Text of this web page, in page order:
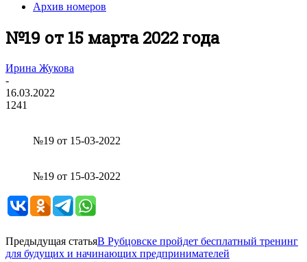
Архив номеров
№19 от 15 марта 2022 года
Ирина Жукова
-
16.03.2022
1241
№19 от 15-03-2022
№19 от 15-03-2022
Предыдущая статьяВ Рубцовске пройдет бесплатный тренинг
для будущих и начинающих предпринимателей